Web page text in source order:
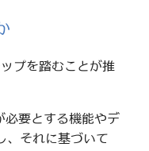
プを踏むことが推
要とする機能やデ
、それに基づいて